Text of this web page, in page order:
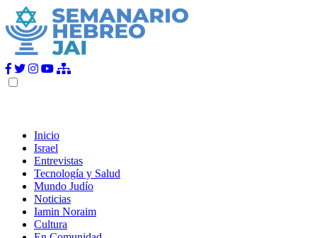
Inicio
Israel
Entrevistas
Tecnología y Salud
Mundo Judío
Noticias
Iamin Noraim
Cultura